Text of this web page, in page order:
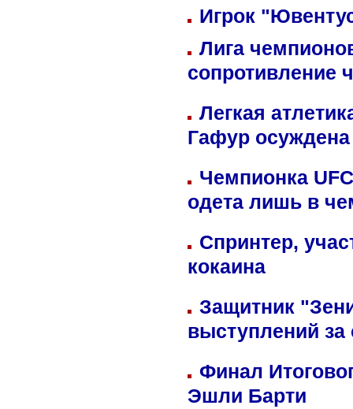
Игрок
Лига
сопротивление
Легкая
Гафур осуждена
Чемпионка
одета лишь в
Спринтер,
кокаина
Защитник
выступлений
Финал
Эшли Барти